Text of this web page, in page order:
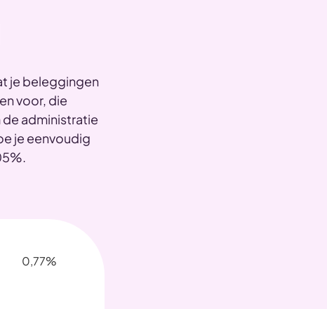
je beleggingen
voor, die
de administratie
je eenvoudig
0,77%